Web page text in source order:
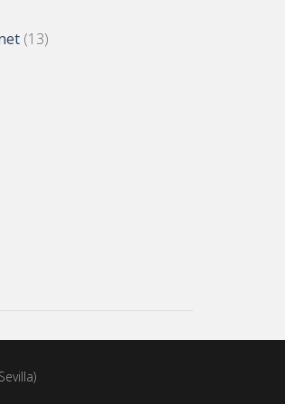
(13)